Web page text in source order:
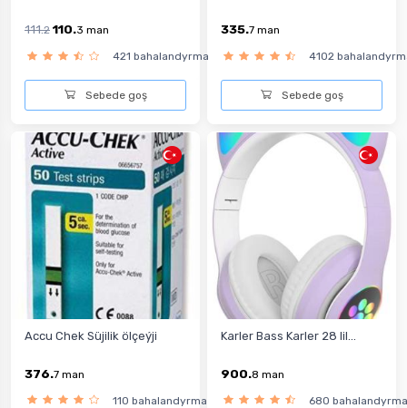
111.2 110.3 man
421 bahalandyrma
Sebede goş
335.7 man
4102
Sebede goş
Accu Chek Süjilik ölçeýji
376.7 man
110 bahalandyrma
Karler Bass Karler 28 lil...
900.8 man
680 bahalandyrma